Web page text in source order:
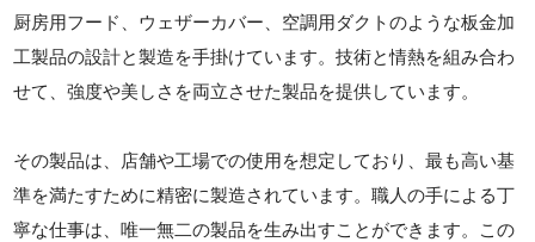
厨房用フード、ウェザーカバー、空調用ダクトのような板金加
工製品の設計と製造を手掛けています。技術と情熱を組み合わ
せて、強度や美しさを両立させた製品を提供しています。
その製品は、店舗や工場での使用を想定しており、最も高い基
準を満たすために精密に製造されています。職人の手による丁
寧な仕事は、唯一無二の製品を生み出すことができます。この